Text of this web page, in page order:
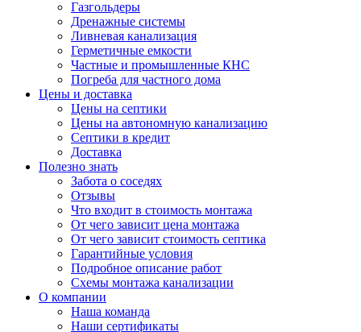
Газгольдеры
Дренажные системы
Ливневая канализация
Герметичные емкости
Частные и промышленные КНС
Погреба для частного дома
Цены и доставка
Цены на септики
Цены на автономную канализацию
Септики в кредит
Доставка
Полезно знать
Забота о соседях
Отзывы
Что входит в стоимость монтажа
От чего зависит цена монтажа
От чего зависит стоимость септика
Гарантийные условия
Подробное описание работ
Схемы монтажа канализации
О компании
Наша команда
Наши сертификаты